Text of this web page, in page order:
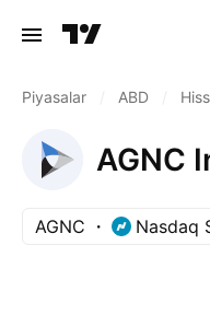
Piyasalar ABD
AGNC
AGNC Nasdaq